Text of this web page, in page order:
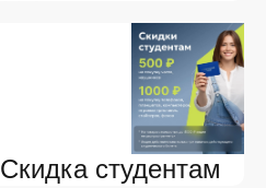
Скидка студентам